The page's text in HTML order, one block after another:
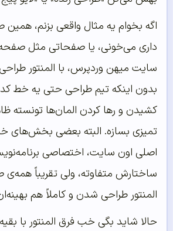
اگه بخوام یه مثال واقعی بزنم،
داری می‌خونی، یا صفحاتی مثل
سایت میهن وردپرس، با المنتور
بدون اینکه تیم طراحی حتی یه خط کد
کشیدن و رها کردن المان‌ها تونسته
تمیزی بسازه. البته بعضی
اصلی اون سایت، اختصاصی
ساختارش متفاوته، ولی تقریباً
المنتور طراحی شدن و کاملاً هم
حالا شاید بگی خب فرق المنتور با